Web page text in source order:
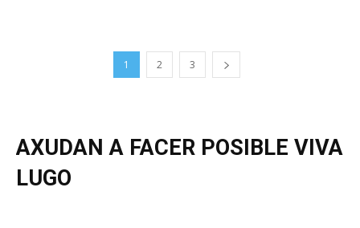
1 2 3
AXUDAN A FACER POSIBLE VIVA
LUGO